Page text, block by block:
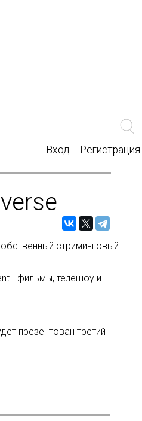
Вход Регистрация
стриминговый
- фильмы, телешоу и
презентован третий